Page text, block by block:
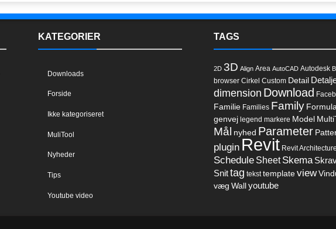
KATEGORIER
Downloads
Forside
Ikke kategoriseret
MuliTool
Nyheder
Tips
Youtube video
TAGS
2D 3D Align Area AutoCAD Autodesk
browser Cirkel Custom Detail
dimension Download
Familie Families Family
genvej legend markere Model
Mål nyhed Parameter
plugin Revit Revit
Schedule Sheet Skema
Snittag tekst templateview
væg Wallyoutube